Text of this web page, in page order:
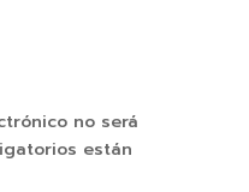
no será
están